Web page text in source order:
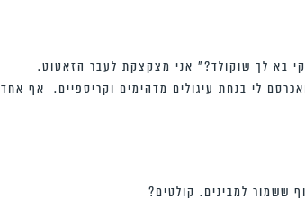
בא לך שוקולד?” אני מצקצקת לעבר הזאטוט.
לי בנחת עיגולים מדהימים וקריספיים. אף אחד
ששמור למבינים. קולטים?